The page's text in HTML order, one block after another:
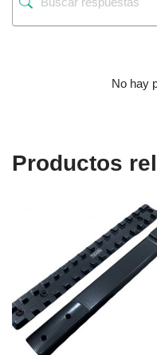
No hay
Productos